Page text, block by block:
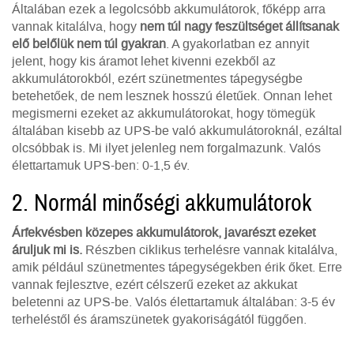
Általában ezek a legolcsóbb akkumulátorok, főképp arra
vannak kitalálva, hogy nem túl nagy feszültséget állítsanak
elő belőlük nem túl gyakran. A gyakorlatban ez annyit
jelent, hogy kis áramot lehet kivenni ezekből az
akkumulátorokból, ezért szünetmentes tápegységbe
betehetőek, de nem lesznek hosszú életűek. Onnan lehet
megismerni ezeket az akkumulátorokat, hogy tömegük
általában kisebb az UPS-be való akkumulátoroknál, ezáltal
olcsóbbak is. Mi ilyet jelenleg nem forgalmazunk. Valós
élettartamuk UPS-ben: 0-1,5 év.
2. Normál minőségi akkumulátorok
Árfekvésben közepes akkumulátorok, javarészt ezeket
áruljuk mi is. Részben ciklikus terhelésre vannak kitalálva,
amik például szünetmentes tápegységekben érik őket. Erre
vannak fejlesztve, ezért célszerű ezeket az akkukat
beletenni az UPS-be. Valós élettartamuk általában: 3-5 év
terheléstől és áramszünetek gyakoriságától függően.